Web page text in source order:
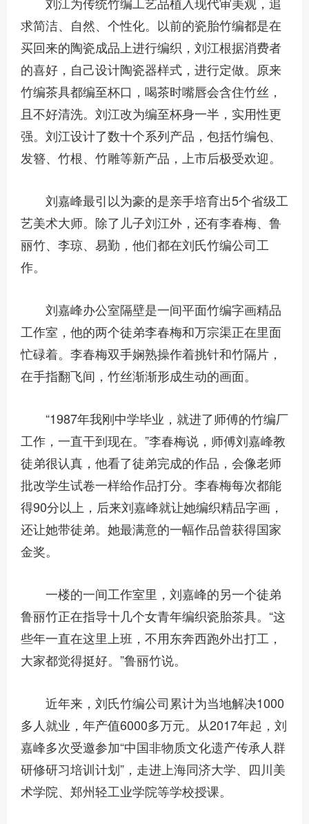
求简洁、自然、个性化。以前的瓷胎竹编都是在
买回来的陶瓷成品上进行编织，刘江根据消费者
的喜好，自己设计陶瓷器样式，进行定做。原来
竹编茶具都编至杯口，喝茶时嘴唇会含住竹丝，
且不好清洗。刘江改为编至杯身一半，实用性更
强。刘江设计了数十个系列产品，包括竹编包、
发簪、竹根、竹雕等新产品，上市后极受欢迎。
刘嘉峰最引以为豪的是亲手培育出5个省级工
艺美术大师。除了儿子刘江外，还有李春梅、鲁
丽竹、李琼、易勤，他们都在刘氏竹编公司工
作。
刘嘉峰办公室隔壁是一间平面竹编字画精品
工作室，他的两个徒弟李春梅和万宗渠正在里面
忙碌着。李春梅双手娴熟操作着挑针和竹隔片，
在手指翻飞间，竹丝渐渐形成生动的画面。
“1987年我刚中学毕业，就进了师傅的竹编厂
工作，一直干到现在。”李春梅说，师傅刘嘉峰教
徒弟很认真，他看了徒弟完成的作品，会像老师
批改学生试卷一样给作品打分。李春梅每次都能
得90分以上，后来刘嘉峰就让她编织精品字画，
还让她带徒弟。她最满意的一幅作品曾获得国家
金奖。
一楼的一间工作室里，刘嘉峰的另一个徒弟
鲁丽竹正在指导十几个女青年编织瓷胎茶具。“这
些年一直在这里上班，不用东奔西跑外出打工，
大家都觉得挺好。”鲁丽竹说。
近年来，刘氏竹编公司累计为当地解决1000
多人就业，年产值6000多万元。从2017年起，刘
嘉峰多次受邀参加“中国非物质文化遗产传承人群
研修研习培训计划”，走进上海同济大学、四川美
术学院、郑州轻工业学院等学校授课。